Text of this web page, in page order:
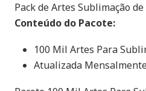
Pack de Artes Sublimação de
Conteúdo do Pacote:
100 Mil Artes Para
Atualizada